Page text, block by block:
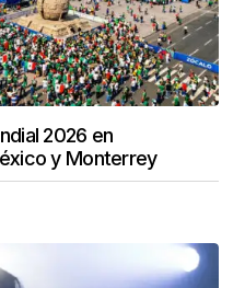
2026 en
y Monterrey